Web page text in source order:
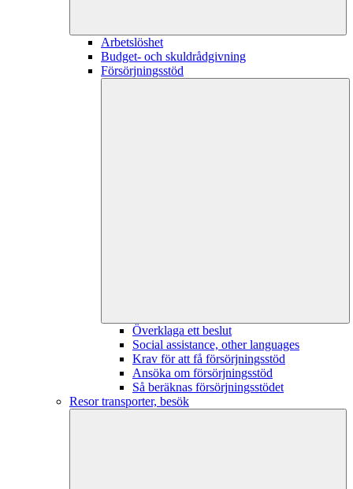
Arbetslöshet
Budget- och skuldrådgivning
Försörjningsstöd
Överklaga ett beslut
Social assistance, other languages
Krav för att få försörjningsstöd
Ansöka om försörjningsstöd
Så beräknas försörjningsstödet
Resor transporter, besök